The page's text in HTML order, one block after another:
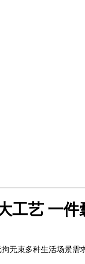
工艺 一
无束多种生活场景需